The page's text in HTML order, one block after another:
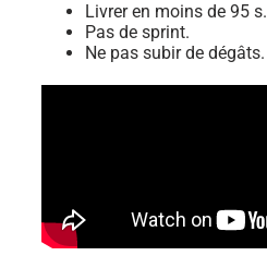
Livrer en moins de 95 s.
Pas de sprint.
Ne pas subir de dégâts.